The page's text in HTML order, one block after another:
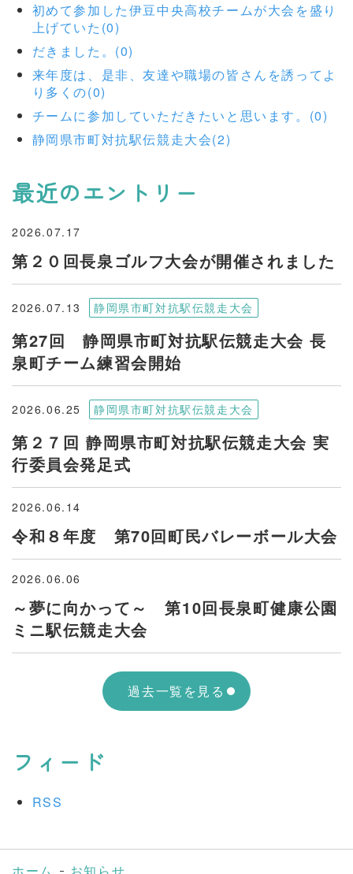
初めて参加した伊豆中央高校チームが大会を盛り
上げていた(0)
だきました。(0)
来年度は、是非、友達や職場の皆さんを誘ってよ
り多くの(0)
チームに参加していただきたいと思います。(0)
静岡県市町対抗駅伝競走大会(2)
最近のエントリー
2026.07.17
第２０回長泉ゴルフ大会が開催されました
2026.07.13 静岡県市町対抗駅伝競走大会
第27回 静岡県市町対抗駅伝競走大会 長
泉町チーム練習会開始
2026.06.25 静岡県市町対抗駅伝競走大会
第２７回 静岡県市町対抗駅伝競走大会 実
行委員会発足式
2026.06.14
令和８年度 第70回町民バレーボール大会
2026.06.06
～夢に向かって～ 第10回長泉町健康公園
ミニ駅伝競走大会
過去一覧を見る
フィード
RSS